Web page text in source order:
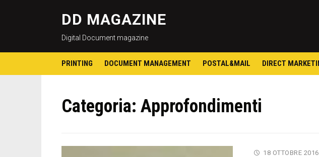
DD MAGAZINE
Digital Document magazine
PRINTING DOCUMENT MANAGEMENT POSTAL&MAIL DIRECT
Categoria: Approfondimenti
18 OTTOBRE 2016